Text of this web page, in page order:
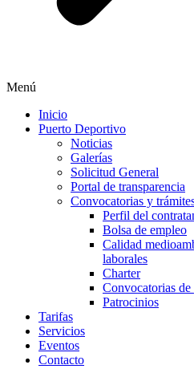
Menú
Inicio
Puerto Deportivo
Noticias
Galerías
Solicitud General
Portal de transparencia
Convocatorias y
Perfil del
Bolsa de empleo
Calidad
laborales
Charter
Convocatorias de
Patrocinios
Tarifas
Servicios
Eventos
Contacto